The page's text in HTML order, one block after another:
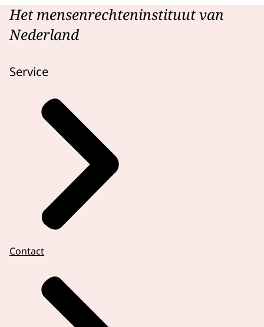
Het mensenrechteninstituut van
Nederland
Service
Contact